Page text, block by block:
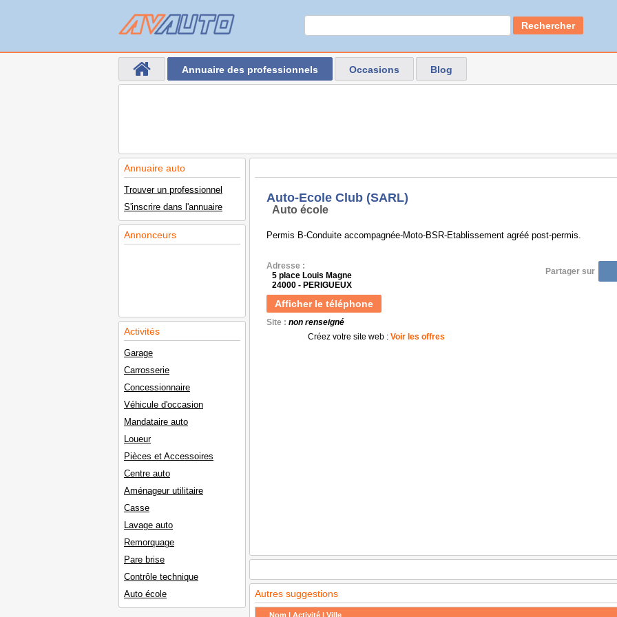
Rechercher
Annuaire des professionnels Occasions Blog
Annuaire auto
Trouver un professionnel
S'inscrire dans l'annuaire
Annonceurs
Activités
Garage
Carrosserie
Concessionnaire
Véhicule d'occasion
Mandataire auto
Loueur
Pièces et Accessoires
Centre auto
Aménageur utilitaire
Casse
Lavage auto
Remorquage
Pare brise
Contrôle technique
Auto école
Auto-Ecole Club (SARL)
Auto école
Permis B-Conduite accompagnée-Moto-BSR-Etablissement agréé post-permis.
Adresse :
5 place Louis Magne
24000 - PERIGUEUX
Afficher le téléphone
Site : non renseigné
Créez votre site web : Voir les offres
Partager sur
Autres suggestions
Nom | Activité | Ville